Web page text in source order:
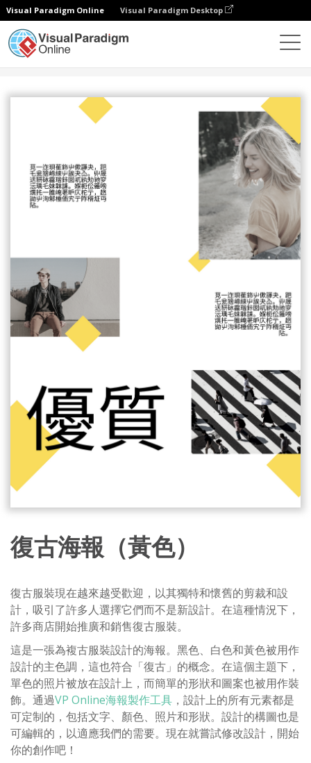
Visual Paradigm Online Visual Paradigm Desktop
復古海報（黃色）
復古服裝現在越來越受歡迎，以其獨特和懷舊的剪裁和設
計，吸引了許多人選擇它們而不是新設計。在這種情況下，
許多商店開始推廣和銷售復古服裝。
這是一張為複古服裝設計的海報。黑色、白色和黃色被用作
設計的主色調，這也符合「復古」的概念。在這個主題下，
單色的照片被放在設計上，而簡單的形狀和圖案也被用作裝
飾。通過VP Online海報製作工具 ，設計上的所有元素都是
可定制的，包括文字、顏色、照片和形狀。設計的構圖也是
可編輯的，以適應我們的需要。現在就嘗試修改設計，開始
你的創作吧！